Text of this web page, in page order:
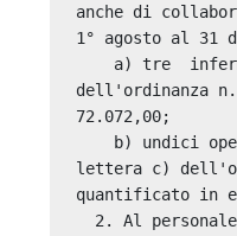
anche di
1° agosto al 31
a) tre
dell'ordinanza
72.072,00;
b) undici
lettera c)
quantificato in
2. Al